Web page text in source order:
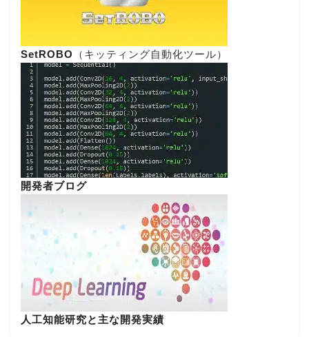
SetROBO （キッティング自動化ツール）
開発者ブログ
人工知能研究と主な開発実績